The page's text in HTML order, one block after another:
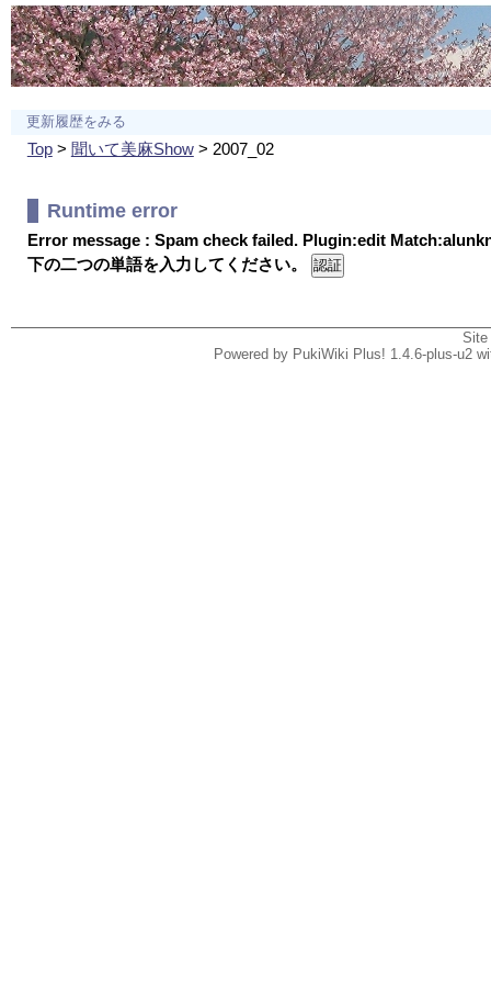
更新履歴をみる
Top> 聞いて美麻Show> 2007_02
Runtime error
Error message : Spam check failed. Plugin:edit
下の二つの単語を入力してください。
Powered by PukiWiki Plus! 1.4.6-plus-u2